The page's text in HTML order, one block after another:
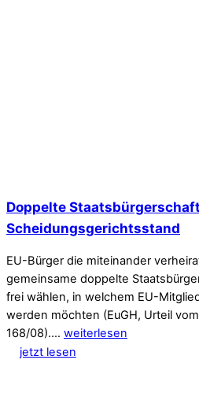
Doppelte
Scheidungsgerichtsstand
EU-Bürger die miteinander
gemeinsame doppelte
frei wählen, in welchem EU-
werden möchten (EuGH, Urteil
168/08).… weiterlesen
jetzt lesen